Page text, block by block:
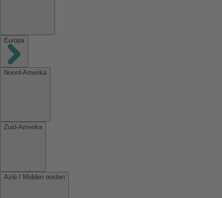
Europa
Noord-Amerika
Zuid-Amerika
Azië / Midden oosten